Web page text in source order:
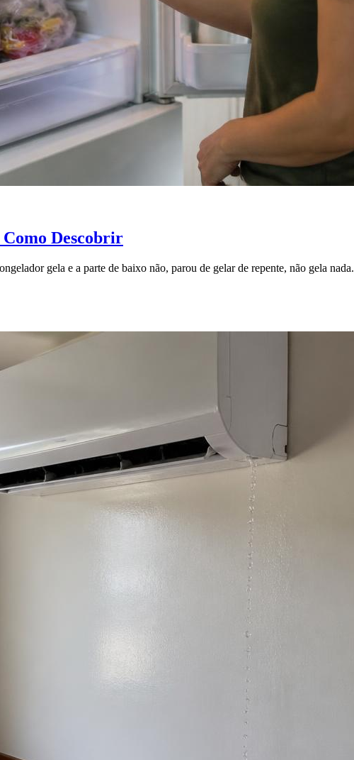
Como Descobrir
gela e a parte de baixo não, parou de gelar de repente, não gela